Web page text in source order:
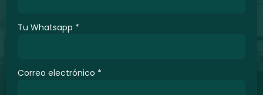
Tu Whatsapp *
Correo electrónico *